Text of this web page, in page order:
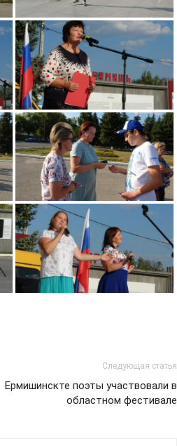
Следующая статья
Ермишинскте поэты участвовали в
областном фестивале